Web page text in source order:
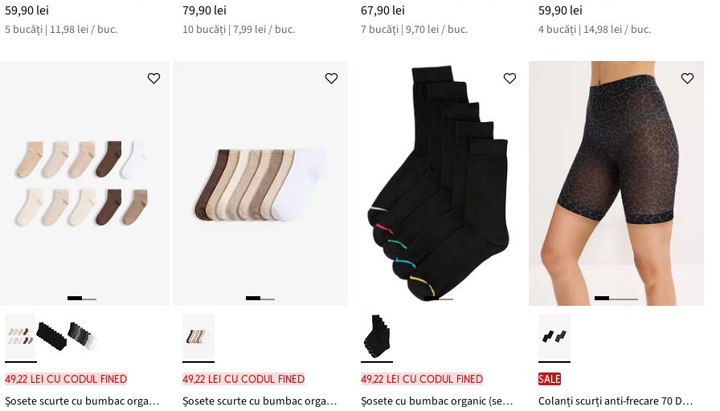
59,90 lei
5 bucăți | 11,98 lei / buc.
79,90 lei
10 bucăți | 7,99 lei / buc.
67,90 lei
7 bucăți | 9,70 lei / buc.
59,90 lei
4 bucăți | 14,98 lei / buc.
49,22 lei cu codul FINED
Șosete scurte cu bumbac organic (set/10 perechi)
49,22 lei cu codul FINED
Șosete scurte cu bumbac organic (set/8 perechi)
49,22 lei cu codul FINED
Șosete cu bumbac organic (set/5 perechi)
SALE
Colanți scurți anti-frecare 70 DEN (set/ 2 buc.)